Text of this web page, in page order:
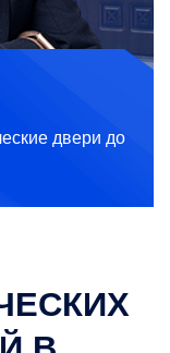
двери до